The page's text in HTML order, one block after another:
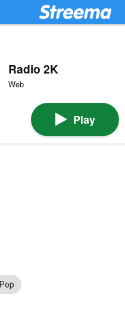
Radio 2K
Web
Play
Pop